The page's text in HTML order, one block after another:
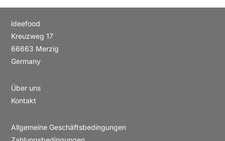
ideefood
Kreuzweg 17
66663 Merzig
Germany
Über uns
Kontakt
Allgemeine Geschäftsbedingungen